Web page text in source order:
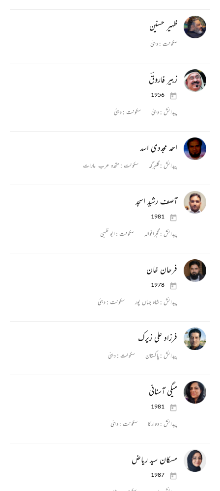
ظہیر حسنین
سکونت :دبئی
زبیر فاروقؔ
1956
پیدائش :دبئی سکونت :دبئی
احمد مجددی اسد
پیدائش : گلبرگہ سکونت : متحدہ عرب امارات
آصف رشید اسجد
1981
پیدائش : گجرانوالہ سکونت : ابو ظہبی
فرحان خان
1978
پیدائش :شاہ جہاں پور سکونت :دبئی
فرزاد علی زیرک
پیدائش : پاکستان سکونت :دبئی
میگی آسنانی
1981
پیدائش :دوارکا سکونت :دبئی
مسکان سید ریاض
1987